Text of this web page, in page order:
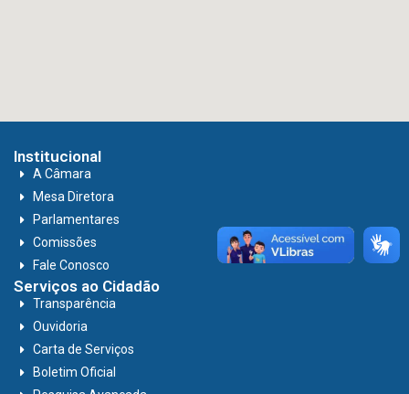
Institucional
A Câmara
Mesa Diretora
Parlamentares
Comissões
Fale Conosco
Serviços ao Cidadão
Transparência
Ouvidoria
Carta de Serviços
Boletim Oficial